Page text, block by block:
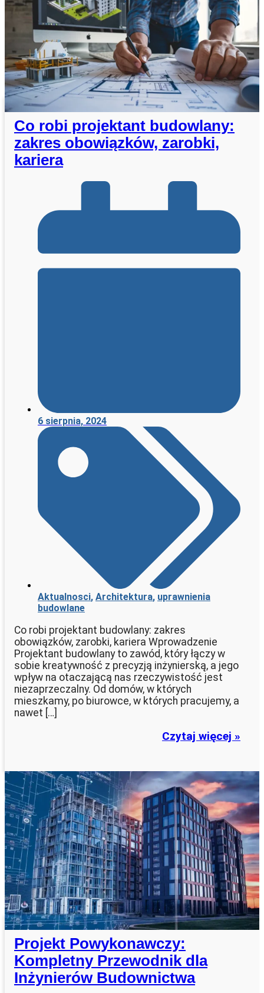
Co robi projektant budowlany:
zakres obowiązków, zarobki,
kariera
6 sierpnia, 2024
Aktualnosci, Architektura, uprawnienia
budowlane
Co robi projektant budowlany: zakres
obowiązków, zarobki, kariera Wprowadzenie
Projektant budowlany to zawód, który łączy w
sobie kreatywność z precyzją inżynierską, a jego
wpływ na otaczającą nas rzeczywistość jest
niezaprzeczalny. Od domów, w których
mieszkamy, po biurowce, w których pracujemy, a
nawet […]
Czytaj więcej »
Projekt Powykonawczy:
Kompletny Przewodnik dla
Inżynierów Budownictwa